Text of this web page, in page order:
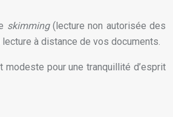
skimming(lecture non autorisée des
à distance de vos documents.
pour une tranquillité d’esprit